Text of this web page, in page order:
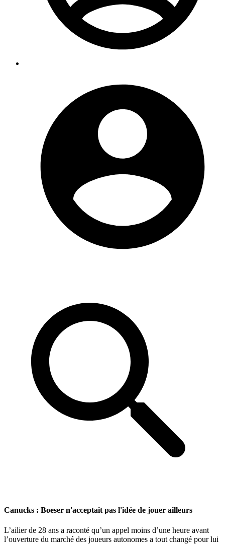
Canucks : Boeser n'acceptait pas l'idée de jouer ailleurs
L’ailier de 28 ans a raconté qu’un appel moins d’une heure avant
l’ouverture du marché des joueurs autonomes a tout changé pour lui